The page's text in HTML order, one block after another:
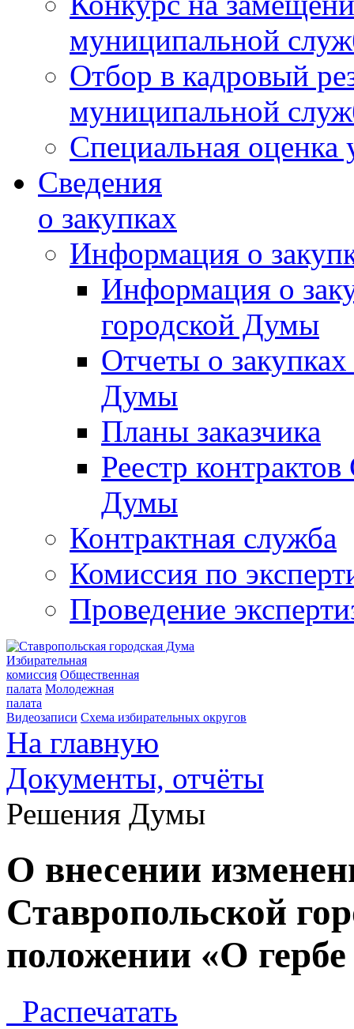
муниципальной
Отбор в кадровый
муниципальной
Специальная оценка
Сведения
о закупках
Информация о
Информация о
городской Думы
Отчеты о
Думы
Планы заказчика
Реестр
Думы
Контрактная служба
Комиссия по
Проведение
Избирательная
комиссия Общественная
палата Молодежная
палата
Видеозаписи Схема избирательных округов
На главную
Документы, отчёты
Решения Думы
О внесении
Ставропольской
положении «О
Распечатать